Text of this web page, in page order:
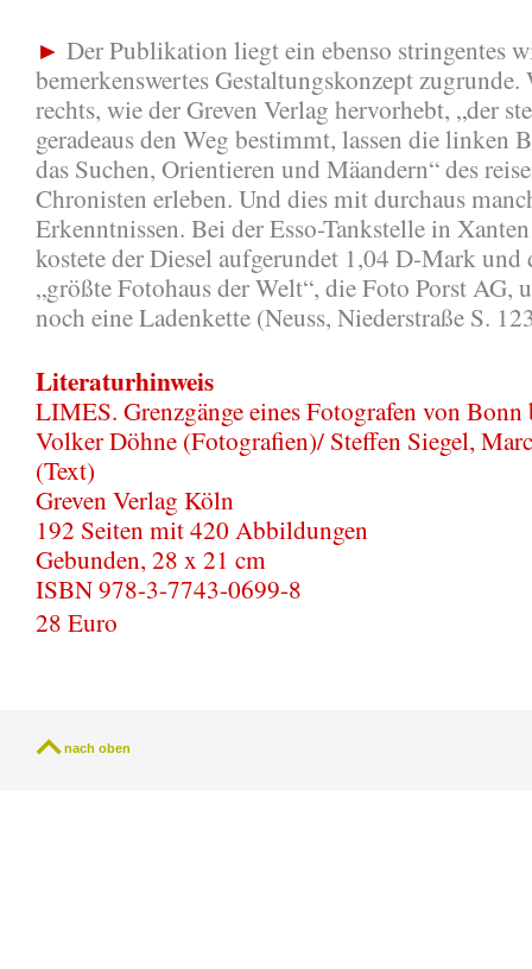
► Der Publikation liegt ein ebenso stringentes
bemerkenswertes Gestaltungskonzept zugrunde.
rechts, wie der Greven Verlag hervorhebt, „der
geradeaus den Weg bestimmt, lassen die linken
das Suchen, Orientieren und Mäandern“ des
Chronisten erleben. Und dies mit durchaus
Erkenntnissen. Bei der Esso-Tankstelle in
kostete der Diesel aufgerundet 1,04 D-Mark und
„größte Fotohaus der Welt“, die Foto Porst AG,
noch eine Ladenkette (Neuss, Niederstraße S.
Literaturhinweis
LIMES. Grenzgänge eines Fotografen von Bonn
Volker Döhne (Fotografien)/ Steffen Siegel,
(Text)
Greven Verlag Köln
192 Seiten mit 420 Abbildungen
Gebunden, 28 x 21 cm
ISBN 978-3-7743-0699-8
28 Euro
nach oben